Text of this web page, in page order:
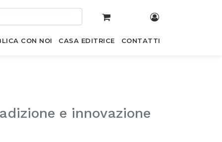
CON NOI CASA EDITRICE CONTATTI
e innovazione